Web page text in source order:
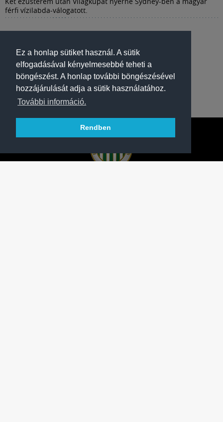
Ez a honlap sütiket használ. A sütik
elfogadásával kényelmesebbé teheti a
böngészést. A honlap további böngészésével
hozzájárulását adja a sütik használatához.
További információ.
Rendben
férfi vízilabda-válogatott.